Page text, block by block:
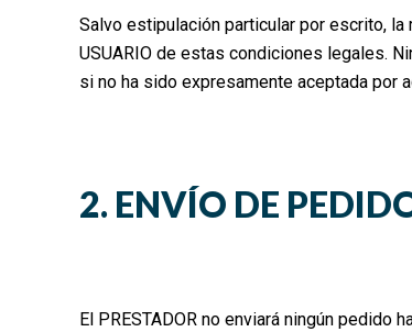
Salvo estipulación particular por escrito, la
USUARIO de estas condiciones legales.
si no ha sido expresamente aceptada por
2. ENVÍO DE
El PRESTADOR no enviará ningún pedido